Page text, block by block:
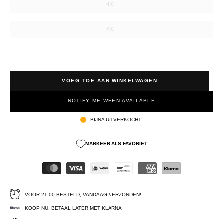
4XL
6XL
VOEG TOE AAN WINKELWAGEN
NOTIFY ME WHEN AVAILABLE
BIJNA UITVERKOCHT!
MARKEER ALS FAVORIET
VOOR 21:00 BESTELD, VANDAAG VERZONDEN!
KOOP NU, BETAAL LATER MET KLARNA